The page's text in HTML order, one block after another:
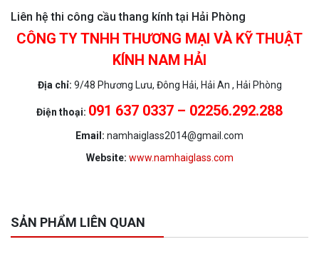
Liên hệ thi công cầu thang kính tại Hải Phòng
CÔNG TY TNHH THƯƠNG MẠI VÀ KỸ THUẬT
KÍNH NAM HẢI
Địa chỉ: 9/48 Phương Lưu, Đông Hải, Hải An , Hải Phòng
Điện thoại: 091 637 0337 – 02256.292.288
Email: namhaiglass2014@gmail.com
Website: www.namhaiglass.com
SẢN PHẨM LIÊN QUAN